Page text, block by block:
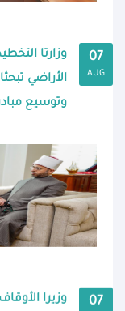
07
AUG
وزارتا
وتوسيع
07
وزيرا